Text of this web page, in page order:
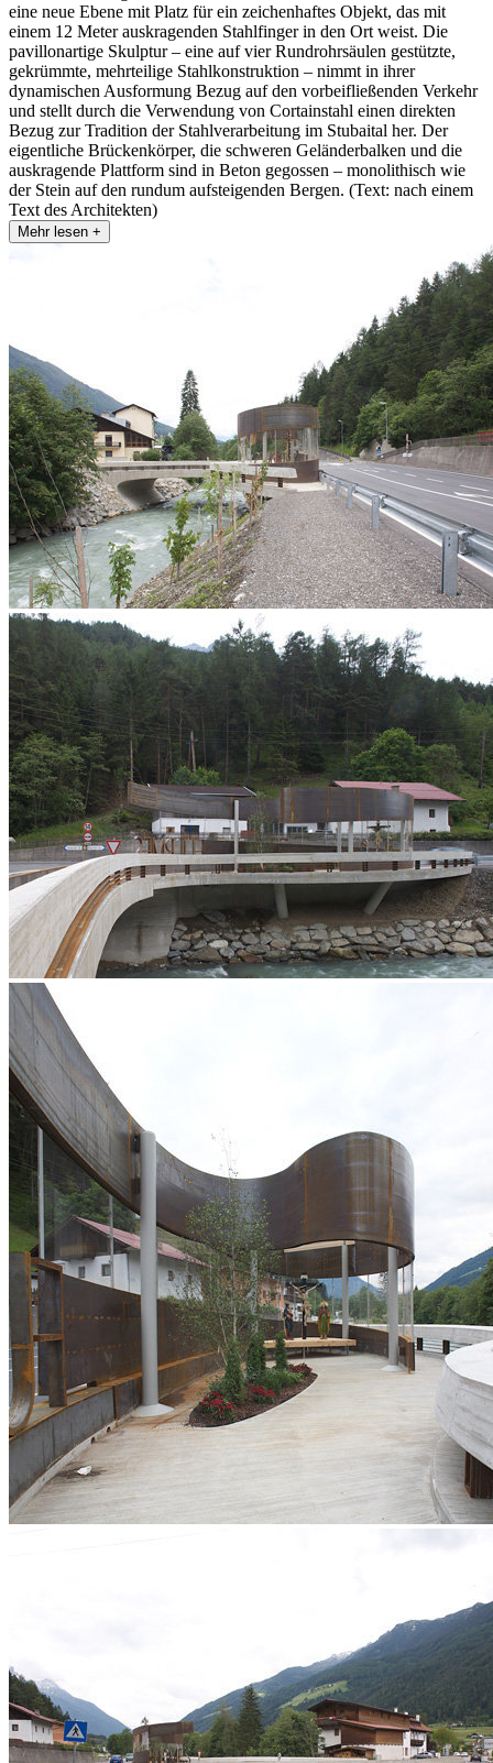
eine neue Ebene mit Platz für ein zeichenhaftes Objekt, das mit
einem 12 Meter auskragenden Stahlfinger in den Ort weist. Die
pavillonartige Skulptur – eine auf vier Rundrohrsäulen gestützte,
gekrümmte, mehrteilige Stahlkonstruktion – nimmt in ihrer
dynamischen Ausformung Bezug auf den vorbeifließenden Verkehr
und stellt durch die Verwendung von Cortainstahl einen direkten
Bezug zur Tradition der Stahlverarbeitung im Stubaital her. Der
eigentliche Brückenkörper, die schweren Geländerbalken und die
auskragende Plattform sind in Beton gegossen – monolithisch wie
der Stein auf den rundum aufsteigenden Bergen. (Text: nach einem
Text des Architekten)
Mehr lesen +